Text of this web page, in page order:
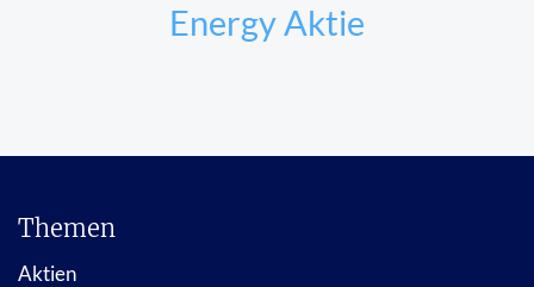
Energy Aktie
Themen
Aktien